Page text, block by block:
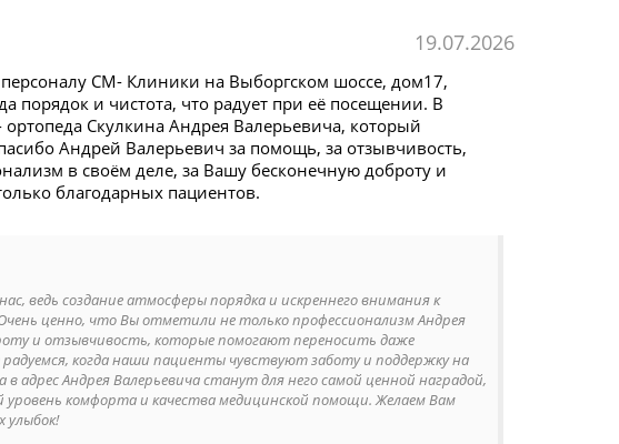
19.07.2026
СМ- Клиники на Выборгском шоссе, дом17,
порядок и чистота, что радует при её посещении. В
Скулкина Андрея Валерьевича, который
Андрей Валерьевич за помощь, за отзывчивость,
в своём деле, за Вашу бесконечную доброту и
благодарных пациентов.
ведь создание атмосферы порядка и искреннего внимания к
ценно, что Вы отметили не только профессионализм Андрея
и отзывчивость, которые помогают переносить даже
когда наши пациенты чувствуют заботу и поддержку на
адрес Андрея Валерьевича станут для него самой ценной наградой,
комфорта и качества медицинской помощи. Желаем Вам
улыбок!